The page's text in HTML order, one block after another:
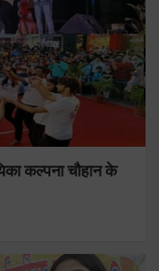
कल्पना चौहान के